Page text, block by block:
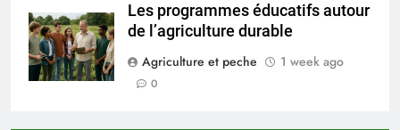
Les programmes éducatifs autour
de l’agriculture durable
Agriculture et peche
1 week ago
0